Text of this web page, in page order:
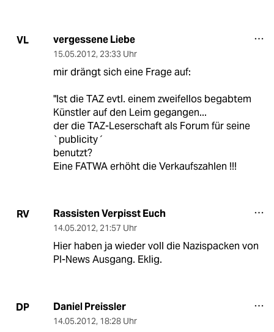
VL vergessene Liebe
15.05.2012, 23:33 Uhr
mir drängt sich eine Frage auf:
"Ist die TAZ evtl. einem zweifellos begabtem
Künstler auf den Leim gegangen...
der die TAZ-Leserschaft als Forum für seine
`publicity´
benutzt?
Eine FATWA erhöht die Verkaufszahlen !!!
RV Rassisten Verpisst Euch
14.05.2012, 21:57 Uhr
Hier haben ja wieder voll die Nazispacken von
PI-News Ausgang. Eklig.
DP Daniel Preissler
14.05.2012, 18:28 Uhr